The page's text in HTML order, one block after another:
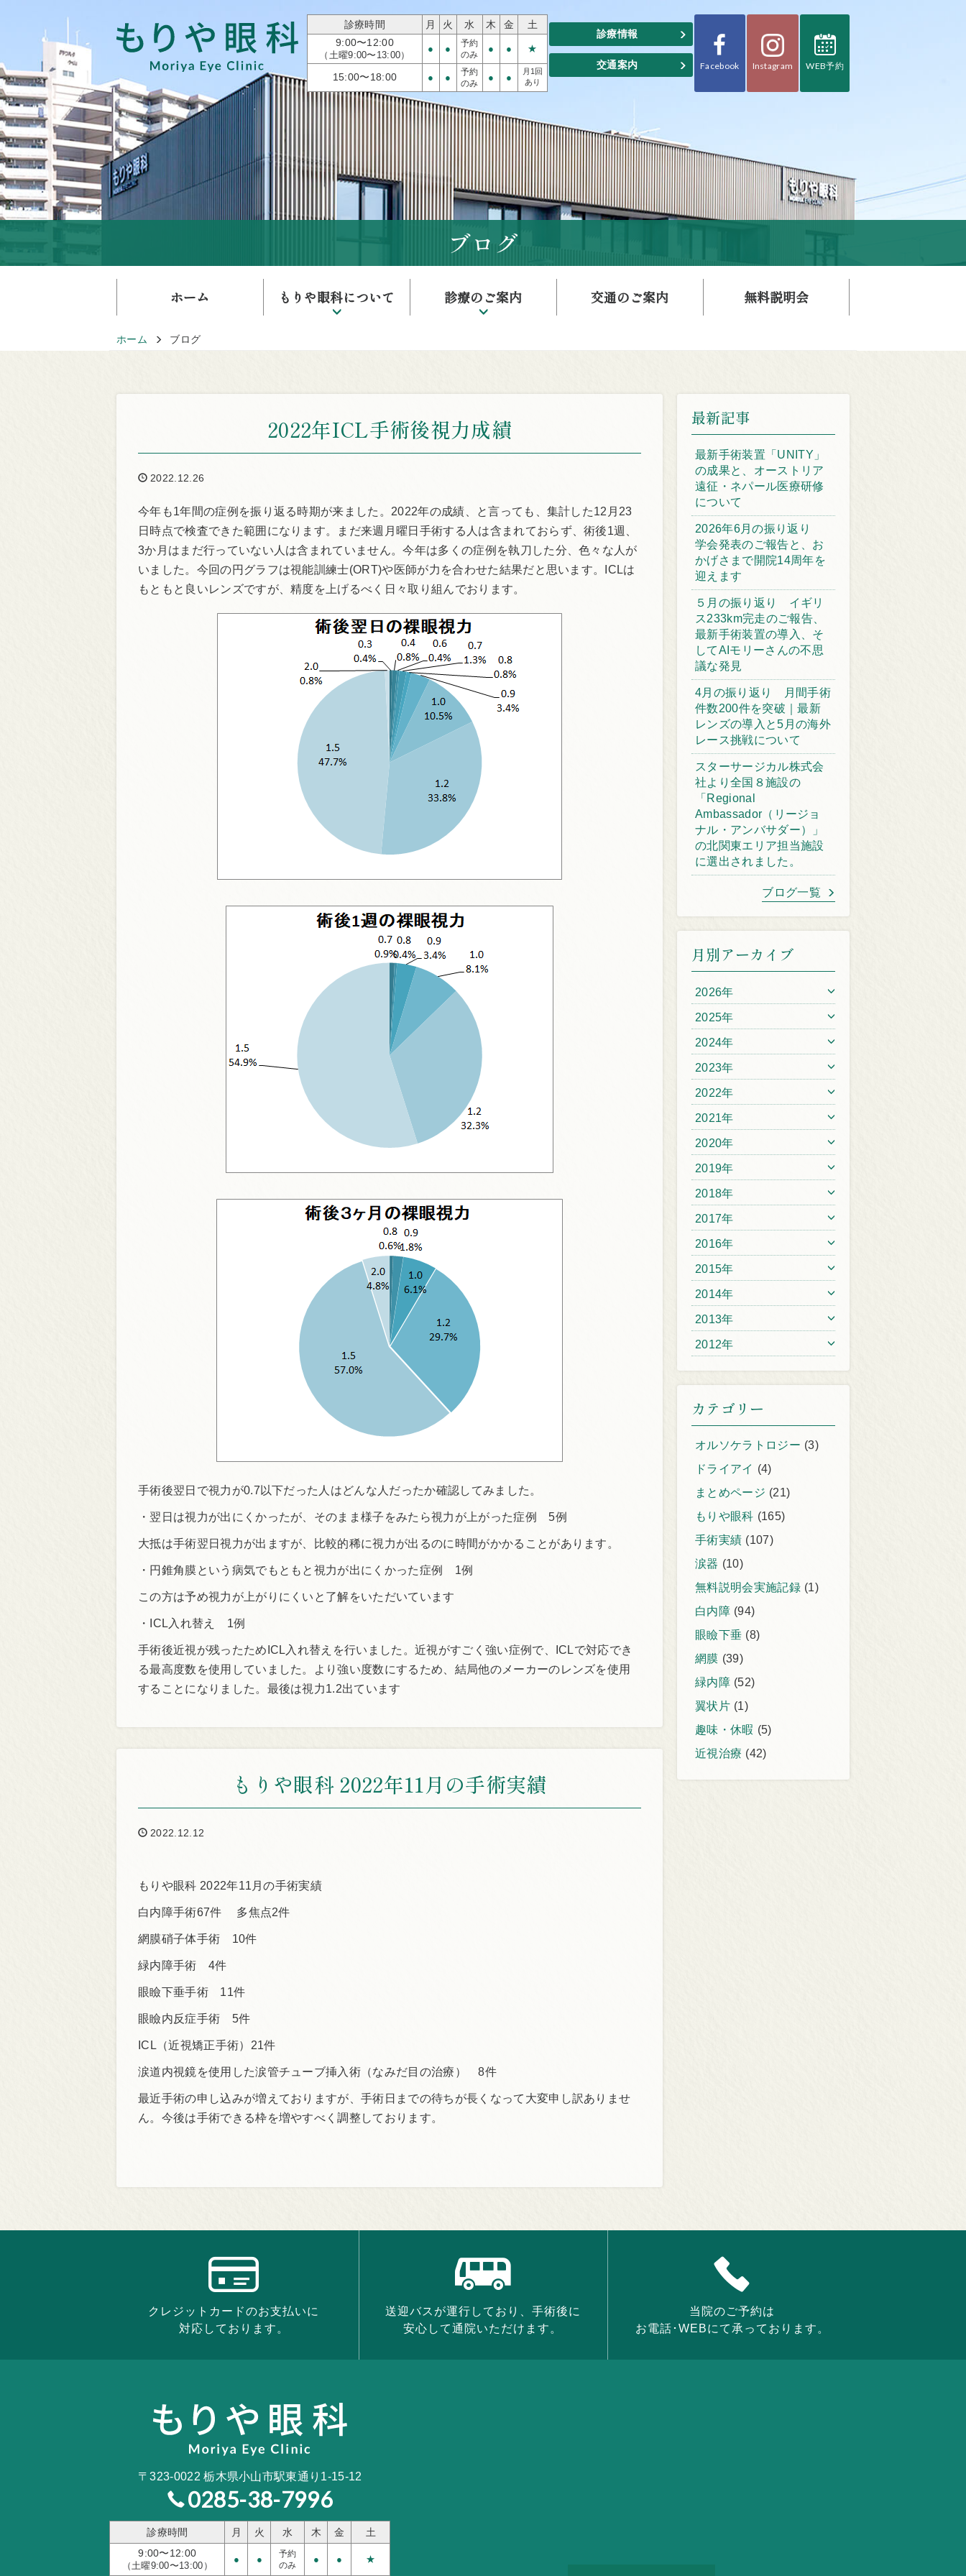
診療時間 月 火 水 木 金
土
9:00〜12:00
（土曜9:00〜13:00）
● ●
予約
のみ
● ● ★
15:00〜18:00 ● ●
予約
のみ
● ●
月1回
あり
診療情報
交通案内 Facebook Instagram WEB予約
ブログ
ホーム もりや眼科について 診療のご案内 交通のご案内 無料説明会
ホーム ブログ
2022年ICL手術後視力成績
2022.12.26
今年も1年間の症例を振り返る時期が来ました。2022年の成績、と言っても、集計した12月23
日時点で検査できた範囲になります。まだ来週月曜日手術する人は含まれておらず、術後1週、
3か月はまだ行っていない人は含まれていません。今年は多くの症例を執刀した分、色々な人が
いました。今回の円グラフは視能訓練士(ORT)や医師が力を合わせた結果だと思います。ICLは
もともと良いレンズですが、精度を上げるべく日々取り組んでおります。
手術後翌日で視力が0.7以下だった人はどんな人だったか確認してみました。
・翌日は視力が出にくかったが、そのまま様子をみたら視力が上がった症例 5例
大抵は手術翌日視力が出ますが、比較的稀に視力が出るのに時間がかかることがあります。
・円錐角膜という病気でもともと視力が出にくかった症例 1例
この方は予め視力が上がりにくいと了解をいただいています
・ICL入れ替え 1例
手術後近視が残ったためICL入れ替えを行いました。近視がすごく強い症例で、ICLで対応でき
る最高度数を使用していました。より強い度数にするため、結局他のメーカーのレンズを使用
することになりました。最後は視力1.2出ています
もりや眼科 2022年11月の手術実績
2022.12.12
もりや眼科 2022年11月の手術実績
白内障手術67件 多焦点2件
網膜硝子体手術 10件
緑内障手術 4件
眼瞼下垂手術 11件
眼瞼内反症手術 5件
ICL（近視矯正手術）21件
涙道内視鏡を使用した涙管チューブ挿入術（なみだ目の治療） 8件
最近手術の申し込みが増えておりますが、手術日までの待ちが長くなって大変申し訳ありませ
ん。今後は手術できる枠を増やすべく調整しております。
最新記事
最新手術装置「UNITY」
の成果と、オーストリア
遠征・ネパール医療研修
について
2026年6月の振り返り
学会発表のご報告と、お
かげさまで開院14周年を
迎えます
５月の振り返り イギリ
ス233km完走のご報告、
最新手術装置の導入、そ
してAIモリーさんの不思
議な発見
4月の振り返り 月間手術
件数200件を突破｜最新
レンズの導入と5月の海外
レース挑戦について
スターサージカル株式会
社より全国８施設の
「Regional
Ambassador（リージョ
ナル・アンバサダー）」
の北関東エリア担当施設
に選出されました。
ブログ一覧
月別アーカイブ
2026年
2025年
2024年
2023年
2022年
2021年
2020年
2019年
2018年
2017年
2016年
2015年
2014年
2013年
2012年
カテゴリー
オルソケラトロジー (3)
ドライアイ (4)
まとめページ (21)
もりや眼科 (165)
手術実績 (107)
涙器 (10)
無料説明会実施記録 (1)
白内障 (94)
眼瞼下垂 (8)
網膜 (39)
緑内障 (52)
翼状片 (1)
趣味・休暇 (5)
近視治療 (42)
クレジットカードのお支払いに
対応しております。
送迎バスが運行しており、手術後に
安心して通院いただけます。
当院のご予約は
お電話･WEBにて承っております。
〒323-0022 栃木県小山市駅東通り1-15-12
0285-38-7996
診療時間 月 火 水 木 金
土
9:00〜12:00
（土曜9:00〜13:00）
● ●
予約
のみ
● ● ★